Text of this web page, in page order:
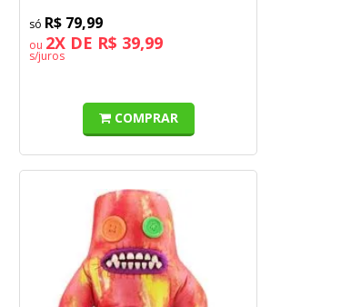
R$ 79,99
ou 2X DE R$ 39,99
s/juros
COMPRAR